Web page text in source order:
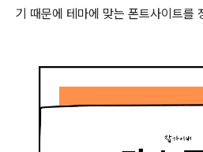
기 때문에 테마에 맞는 폰트사이트를